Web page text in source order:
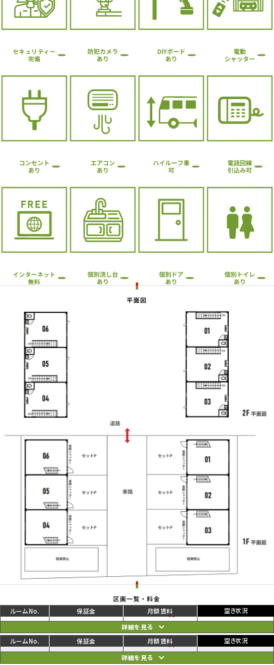
セキュリティー
完備
防犯カメラ
あり
DIYボード
あり
電動
シャッター
コンセント
あり
エアコン
あり
ハイルーフ車
可
電話回線
引込み可
インターネット
無料
個別流し台
あり
個別ドア
あり
個別トイレ
あり
平面図
区画一覧・料金
01 111,100円 116,600円 ご利用中
02 106,700円 112,200円 ご利用中